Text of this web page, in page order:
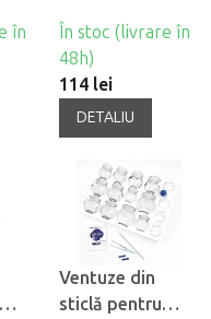
în
În stoc (livrare în
48h)
114 lei
DETALIU
Ventuze din
sticlă pentru